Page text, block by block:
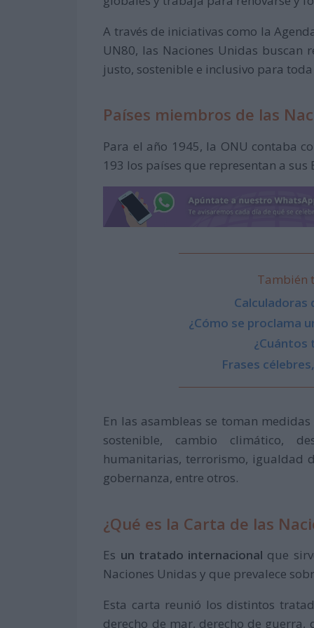
A través de iniciativas como la
UN80, las Naciones Unidas
justo, sostenible e inclusivo para
Países miembros de las
Para el año 1945, la ONU contaba
193 los países que representan a
También
Calculadoras
¿Cómo se proclama
¿Cuántos
Frases
En las asambleas se toman
sostenible, cambio climático,
humanitarias, terrorismo, igualdad
gobernanza, entre otros.
¿Qué es la Carta de las
Es un tratado internacional que
Naciones Unidas y que prevalece
Esta carta reunió los distintos
derecho de mar, derecho de